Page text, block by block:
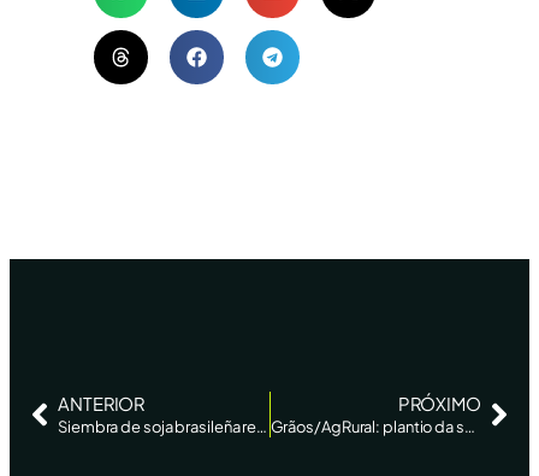
ANTERIOR
Siembra de soja brasileña registra su ritmo más lento desde 2020 por problemas meteorológicos
PRÓXIMO
Grãos/AgRural: plantio da safra de soja 2023/24 alcança 61% da área no Brasil ante 51% na semana anterior